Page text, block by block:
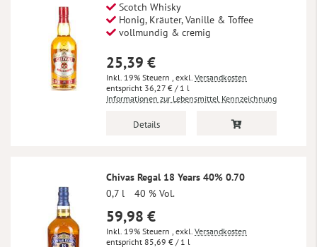
Scotch Whisky
Honig, Kräuter, Vanille & Toffee
vollmundig & cremig
25,39 €
Inkl. 19% Steuern , exkl. Versandkosten
36,27 € / 1 l
Informationen zur Lebensmittel Kennzeichnung
Details
Chivas Regal 18 Years 40% 0.70
0,7 l
40 % Vol.
59,98 €
Inkl. 19% Steuern , exkl. Versandkosten
85,69 € / 1 l